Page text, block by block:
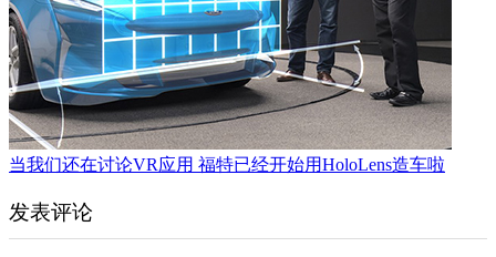
当我们还在讨论VR应用 福特已经开始用HoloLens造车啦
发表评论